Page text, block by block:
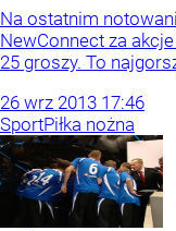
Na ostatnim
NewConnect za
25 groszy. To
26 wrz 2013 17:46
SportPiłka nożna